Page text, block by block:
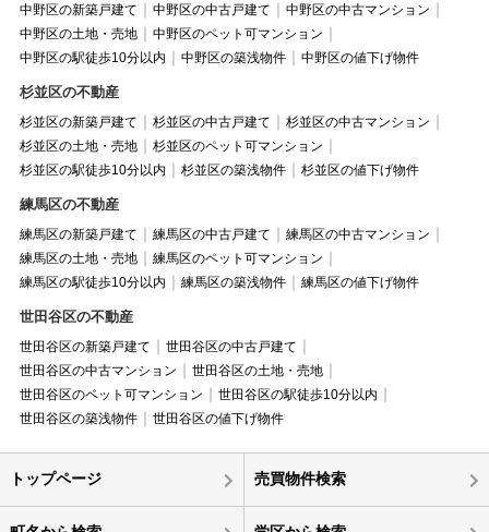
中野区の新築戸建て 中野区の中古戸建て
中野区の中古マンション
中野区の土地・売地
中野区のペット可マンション
中野区の駅徒歩10分以内
中野区の築浅物件 中野区の値下げ物件
杉並区の不動産
杉並区の新築戸建て 杉並区の中古戸建て
杉並区の中古マンション
杉並区の土地・売地
杉並区のペット可マンション
杉並区の駅徒歩10分以内
杉並区の築浅物件 杉並区の値下げ物件
練馬区の不動産
練馬区の新築戸建て 練馬区の中古戸建て
練馬区の中古マンション
練馬区の土地・売地
練馬区のペット可マンション
練馬区の駅徒歩10分以内
練馬区の築浅物件 練馬区の値下げ物件
世田谷区の不動産
世田谷区の新築戸建て
世田谷区の中古戸建て
世田谷区の中古マンション
世田谷区の土地・売地
世田谷区のペット可マンション
世田谷区の駅徒歩10分以内
世田谷区の築浅物件
世田谷区の値下げ物件
トップページ 売買物件検索